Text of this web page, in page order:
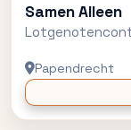
Samen Alleen
Papendrecht